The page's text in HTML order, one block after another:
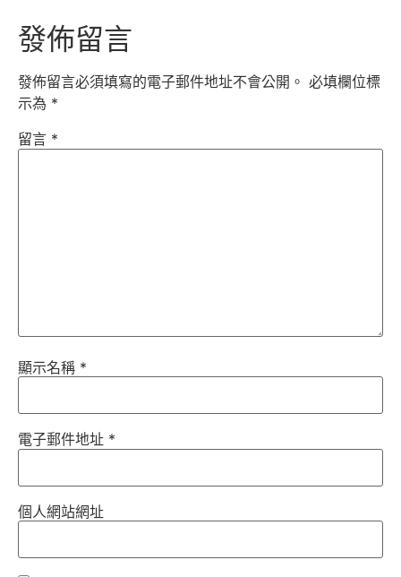
發佈留言
發佈留言必須填寫的電子郵件地址不會公開。 必填欄位標
示為 *
留言 *
顯示名稱 *
電子郵件地址 *
個人網站網址